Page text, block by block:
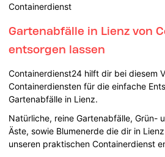
Containerdienst
Gartenabfälle in Lienz von
entsorgen lassen
Containerdienst24 hilft dir bei diesem
Containerdiensten für die einfache
Gartenabfälle in Lienz.
Natürliche, reine Gartenabfälle, Grün-
Äste, sowie Blumenerde die dir in
unseren praktischen Containerdienst